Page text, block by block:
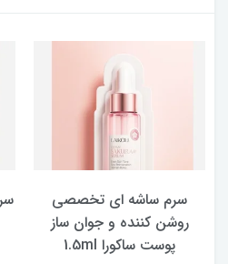
سرم ساشه ای تخصصی
روشن کننده و جوان ساز
پوست ساکورا 1.5ml